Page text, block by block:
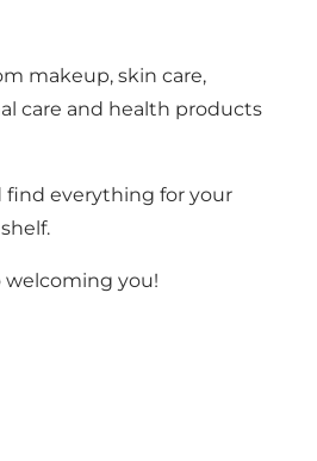
makeup, skin care,
care and health products
find everything for your
welcoming you!